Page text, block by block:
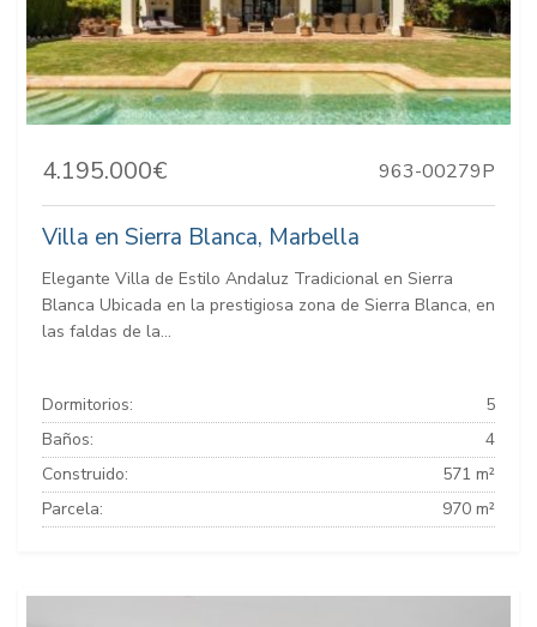
4.195.000€ 963-00279P
Villa en Sierra Blanca, Marbella
Elegante Villa de Estilo Andaluz Tradicional en Sierra
Blanca Ubicada en la prestigiosa zona de Sierra Blanca, en
las faldas de la...
Dormitorios:
5
Baños:
4
Construido:
571 m²
Parcela:
970 m²